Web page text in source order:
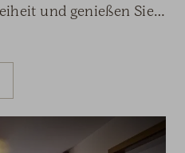
und genießen Sie